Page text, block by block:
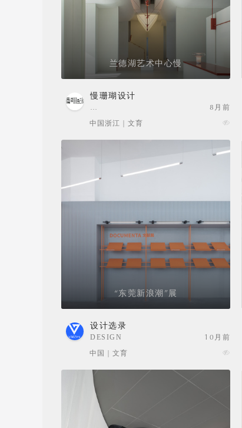
兰德湖艺术中心慢
慢珊瑚设计
…
8月前
中国浙江 | 文育
“东莞新浪潮”展
设计选录
DESIGN
10月前
中国 | 文育